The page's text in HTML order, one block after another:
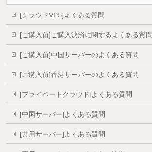
[クラウドVPS]よくある質問
[ご購入前]ご購入決済に関するよくある質問
[ご購入前]中国サーバーのよくある質問
[ご購入前]香港サーバーのよくある質問
[プライベートクラウド]よくある質問
[中国サーバー]よくある質問
[共用サーバー]よくある質問